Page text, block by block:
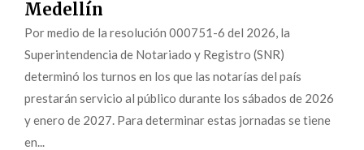
Medellín
Por medio de la resolución 000751-6 del 2026, la
Superintendencia de Notariado y Registro (SNR)
determinó los turnos en los que las notarías del país
prestarán servicio al público durante los sábados de 2026
y enero de 2027. Para determinar estas jornadas se tiene
en...